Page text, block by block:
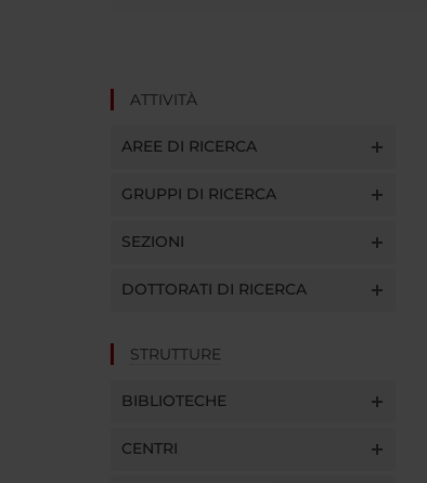
ATTIVITÀ
AREE DI RICERCA
GRUPPI DI RICERCA
SEZIONI
DOTTORATI DI RICERCA
STRUTTURE
BIBLIOTECHE
CENTRI